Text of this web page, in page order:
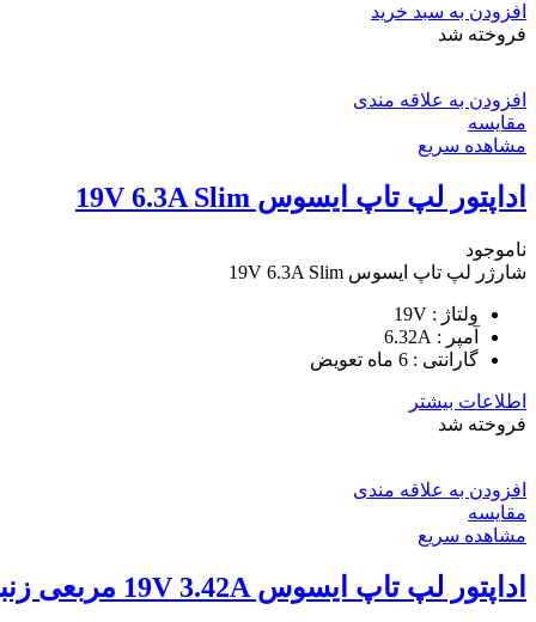
افزودن به سبد خرید
فروخته شد
افزودن به علاقه مندی
مقایسه
مشاهده سریع
اداپتور لپ تاپ ایسوس 19V 6.3A Slim
ناموجود
شارژر لپ تاپ ایسوس 19V 6.3A Slim
ولتاژ : 19V
آمپر : 6.32A
گارانتی : 6 ماه تعویض
اطلاعات بیشتر
فروخته شد
افزودن به علاقه مندی
مقایسه
مشاهده سریع
اداپتور لپ تاپ ایسوس 19V 3.42A مربعی زنبوکی سرفیش بزرگ 4*1.35mm